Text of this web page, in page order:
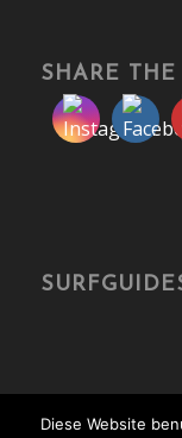
SHARE THE
Diese Website